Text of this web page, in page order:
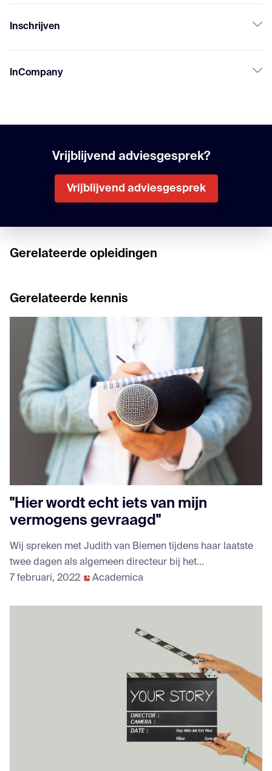
Inschrijven
InCompany
Vrijblijvend adviesgesprek?
Vrijblijvend adviesgesprek
Gerelateerde opleidingen
Gerelateerde kennis
"Hier wordt echt iets van mijn
vermogens gevraagd"
Wij spreken met Judith van Biemen tijdens haar laatste
twee dagen als algemeen directeur bij het...
7 februari, 2022
Academica